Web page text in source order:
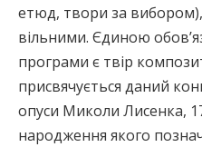
етюд, твори за
вільними. Єдиною
програми є твір
присвячується даний
опуси Миколи Лисенка,
народження якого